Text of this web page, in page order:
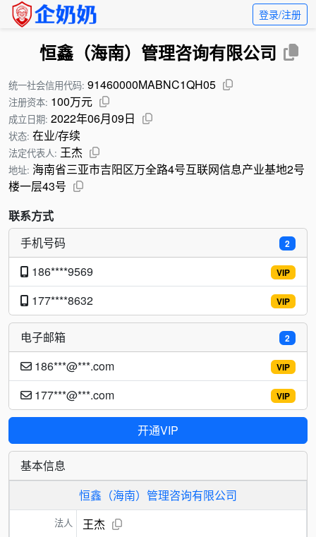
登录/注册
恒鑫（海南）管理咨询有限公司
统一社会信用代码: 91460000MABNC1QH05
注册资本: 100万元
成立日期: 2022年06月09日
状态: 在业/存续
法定代表人: 王杰
地址: 海南省三亚市吉阳区万全路4号互联网信息产业基地2号
楼一层43号
联系方式
2
手机号码
VIP
186****9569
VIP
177****8632
2
电子邮箱
VIP
186***@***.com
VIP
177***@***.com
开通VIP
基本信息
恒鑫（海南）管理咨询有限公司
法人 王杰